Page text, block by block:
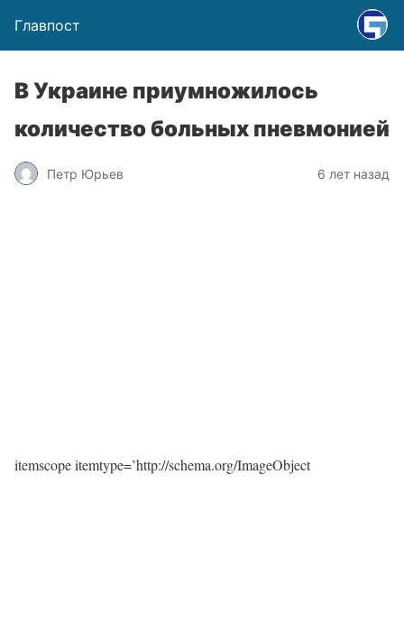
Главпост
В Украине приумножилось
количество больных пневмонией
Петр Юрьев 6 лет назад
itemscope itemtype=’http://schema.org/ImageObject